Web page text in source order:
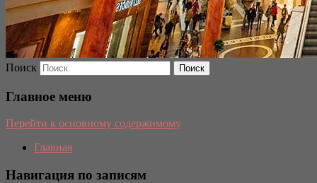
Поиск
Главное меню
Перейти к основному содержимому
Главная
Навигация по записям